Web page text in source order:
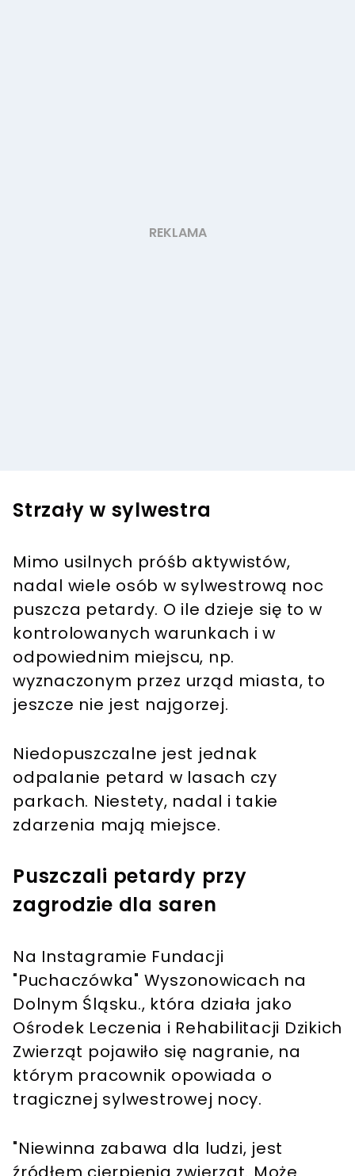
Strzały w sylwestra
Mimo usilnych próśb aktywistów,
nadal wiele osób w sylwestrową noc
puszcza petardy. O ile dzieje się to w
kontrolowanych warunkach i w
odpowiednim miejscu, np.
wyznaczonym przez urząd miasta, to
jeszcze nie jest najgorzej.
Niedopuszczalne jest jednak
odpalanie petard w lasach czy
parkach. Niestety, nadal i takie
zdarzenia mają miejsce.
Puszczali petardy przy
zagrodzie dla saren
Na Instagramie Fundacji
"Puchaczówka" Wyszonowicach na
Dolnym Śląsku., która działa jako
Ośrodek Leczenia i Rehabilitacji Dzikich
Zwierząt pojawiło się nagranie, na
którym pracownik opowiada o
tragicznej sylwestrowej nocy.
"Niewinna zabawa dla ludzi, jest